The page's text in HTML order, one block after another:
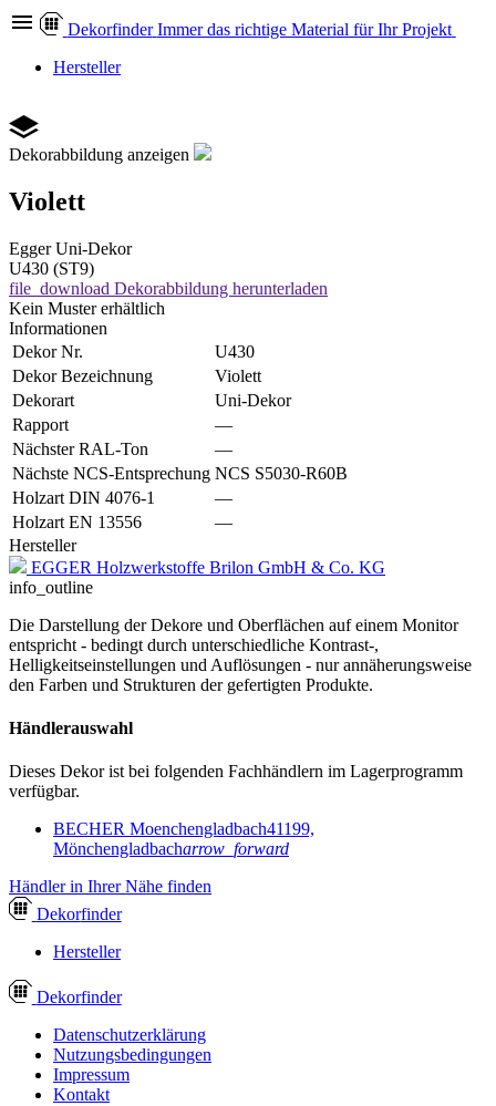
Dekorfinder Immer das richtige Material für Ihr Projekt
Hersteller
Dekorabbildung anzeigen
Violett
Egger Uni-Dekor
U430 (ST9)
file_download Dekorabbildung herunterladen
Kein Muster erhältlich
Informationen
Dekor Nr.
U430
Dekor Bezeichnung
Violett
Dekorart
Uni-Dekor
Rapport
—
Nächster RAL-Ton
—
Nächste NCS-Entsprechung NCS S5030-R60B
Holzart DIN 4076-1
—
Holzart EN 13556
—
Hersteller
EGGER Holzwerkstoffe Brilon GmbH & Co. KG
info_outline
Die Darstellung der Dekore und Oberflächen auf einem Monitor
entspricht - bedingt durch unterschiedliche Kontrast-,
Helligkeitseinstellungen und Auflösungen - nur annäherungsweise
den Farben und Strukturen der gefertigten Produkte.
Händlerauswahl
Dieses Dekor ist bei folgenden Fachhändlern im Lagerprogramm
verfügbar.
BECHER Moenchengladbach41199,
Mönchengladbacharrow_forward
Händler in Ihrer Nähe finden
Dekorfinder
Hersteller
Dekorfinder
Datenschutzerklärung
Nutzungsbedingungen
Impressum
Kontakt